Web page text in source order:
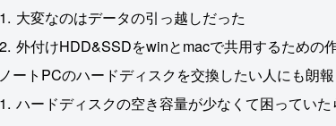
大変なのはデータの引っ越しだった
外付けHDD&SSDをwinとmacで共用するための
ノートPCのハードディスクを交換したい人にも朗報
ハードディスクの空き容量が少なくて困ってい